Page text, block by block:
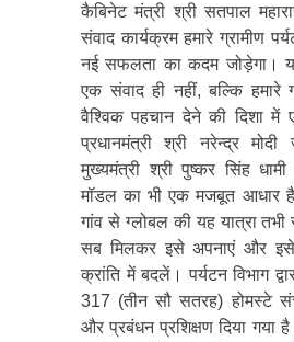
कैबिनेट मंत्री श्री सतपाल
संवाद कार्यक्रम हमारे ग्रामीण
नई सफलता का कदम जोड़ेगा।
एक संवाद ही नहीं, बल्कि हमारे
वैश्विक पहचान देने की दिशा
प्रधानमंत्री श्री नरेन्द्र
मुख्यमंत्री श्री पुष्कर सिंह
मॉडल का भी एक मजबूत आधार
गांव से ग्लोबल की यह यात्रा
सब मिलकर इसे अपनाएं और इसे
क्रांति में बदलें। पर्यटन विभाग
317 (तीन सौ सतरह) होमस्टे
और प्रबंधन प्रशिक्षण दिया गया